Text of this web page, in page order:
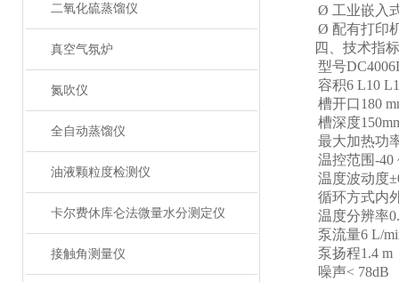
二氧化硫蒸馏仪
真空气氛炉
氮吹仪
全自动蒸馏仪
油液颗粒度检测仪
卡尔费休库仑法微量水分测定仪
接触角测量仪
Ø 工业嵌入式
Ø 配有打印机
四、技术指标
型号DC4006
容积6 L10 L
槽开口180
槽深度
最大加热功
温控范围-40
温度波动度
循环方式内
温度分辨率
泵流量6 L/
泵扬程1.4 m
噪声< 78dB